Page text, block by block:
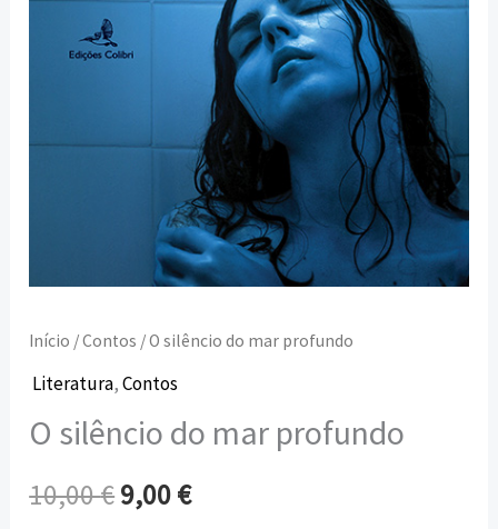
Início /Contos / O silêncio do mar profundo
Literatura,Contos
O silêncio do mar profundo
10,00€9,00€